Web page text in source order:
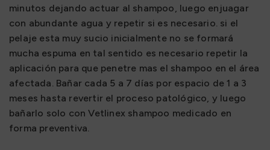
minutos dejando actuar al shampoo, luego enjuagar
con abundante agua y repetir si es necesario. si el
pelaje esta muy sucio inicialmente no se formará
mucha espuma en tal sentido es necesario repetir la
aplicación para que penetre mas el shampoo en el área
afectada. Bañar cada 5 a 7 días por espacio de 1 a 3
meses hasta revertir el proceso patológico, y luego
bañarlo solo con Vetlinex shampoo medicado en
forma preventiva.